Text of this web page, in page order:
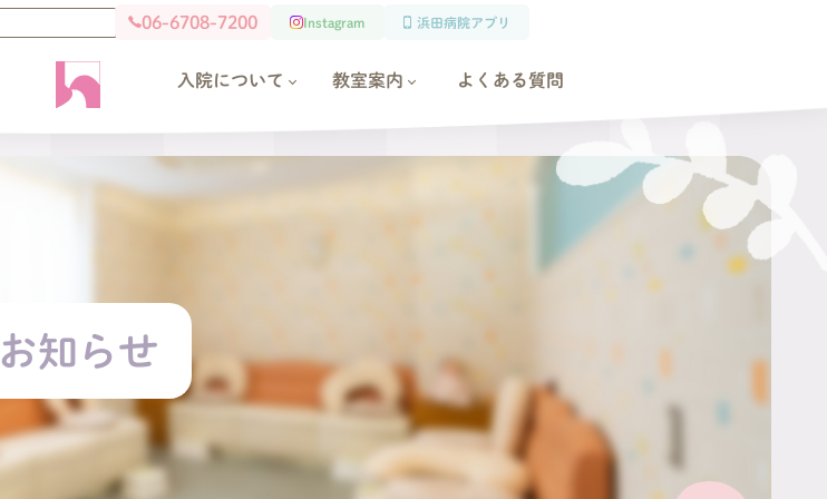
06-6708-7200 Instagram 浜田病院アプリ
入院について 教室案内 よくある質問
お知らせ